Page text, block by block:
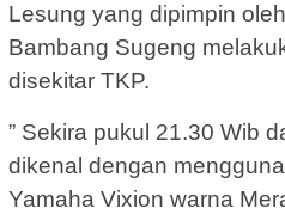
Lesung yang dipimpin
Bambang Sugeng
disekitar TKP.
” Sekira pukul 21.30 Wib
dikenal dengan
Yamaha Vixion warna